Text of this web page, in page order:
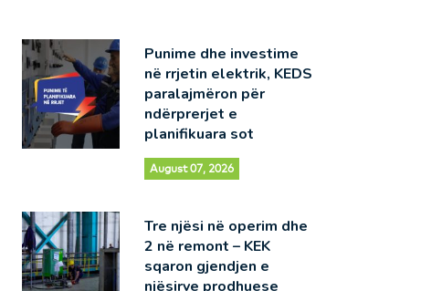
Punime dhe investime
në rrjetin elektrik, KEDS
paralajmëron për
ndërprerjet e
planifikuara sot
August 07, 2026
Tre njësi në operim dhe
2 në remont – KEK
sqaron gjendjen e
njësirve prodhuese